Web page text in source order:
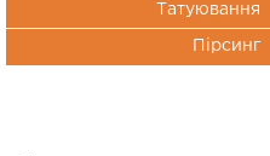
Татуювання
Пірсинг